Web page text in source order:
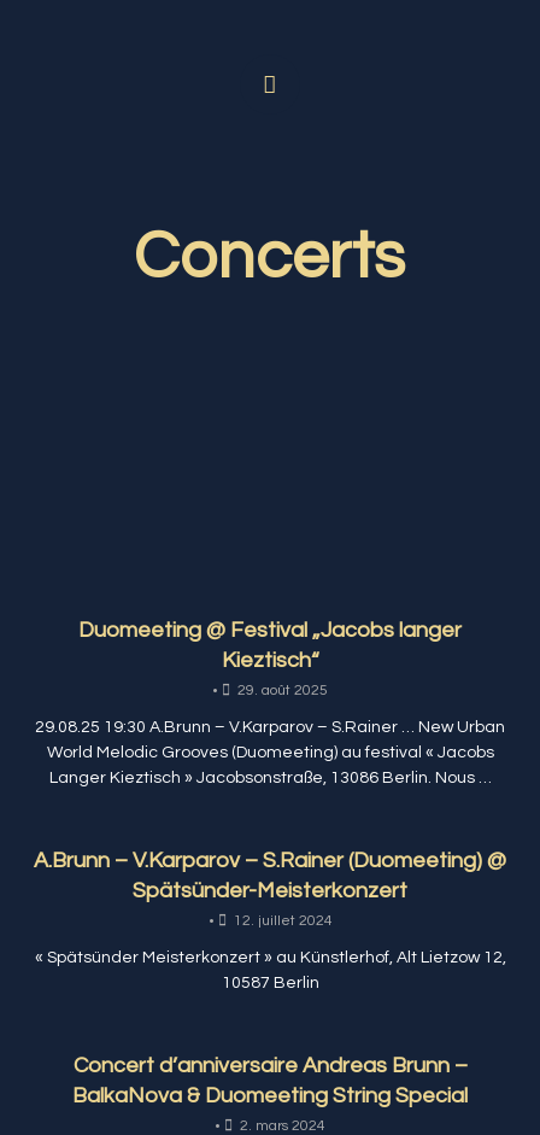
Concerts
Duomeeting @ Festival „Jacobs langer
Kieztisch“
• 29. août 2025
29.08.25 19:30 A.Brunn – V.Karparov – S.Rainer … New Urban
World Melodic Grooves (Duomeeting) au festival « Jacobs
Langer Kieztisch » Jacobsonstraße, 13086 Berlin. Nous …
A.Brunn – V.Karparov – S.Rainer (Duomeeting) @
Spätsünder-Meisterkonzert
• 12. juillet 2024
« Spätsünder Meisterkonzert » au Künstlerhof, Alt Lietzow 12,
10587 Berlin
Concert d’anniversaire Andreas Brunn –
BalkaNova & Duomeeting String Special
• 2. mars 2024